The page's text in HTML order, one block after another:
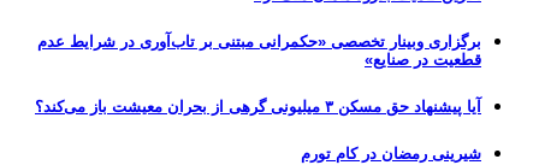
برگزاری وبینار تخصصی «حکمرانی مبتنی بر تاب‌آوری در شرایط عدم
قطعیت در صنایع»
آیا پیشنهاد حق مسکن ۳ میلیونی گرهی از بحران معیشت باز می‌کند؟
شیرینی رمضان در کام تورم